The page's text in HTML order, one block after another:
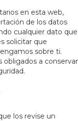
en esta web,
de los datos
cualquier dato que
solicitar que
sobre ti.
a conservar
los revise un